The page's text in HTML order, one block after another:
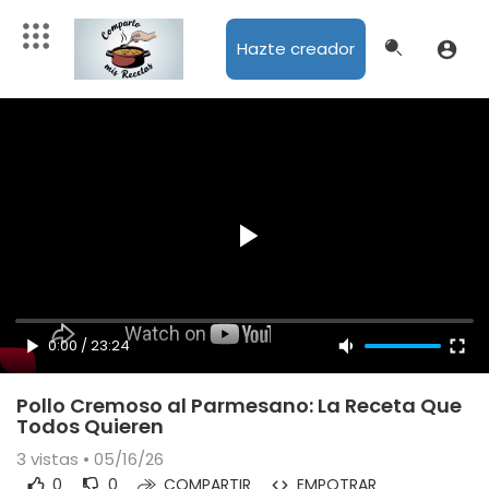
Hazte creador
0:00 /23:24
Pollo Cremoso al Parmesano: La Receta Que
Todos Quieren
3 vistas • 05/16/26
0 0 COMPARTIR EMPOTRAR